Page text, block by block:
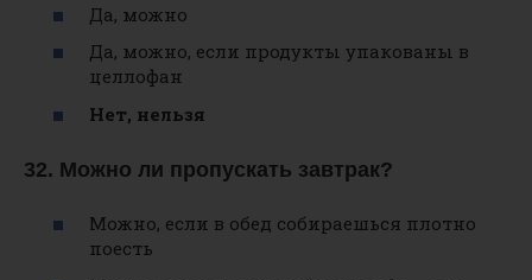
Да, можно
Да, можно, если продукты упакованы в
целлофан
Нет, нельзя
32. Можно ли пропускать завтрак?
Можно, если в обед собираешься плотно
поесть